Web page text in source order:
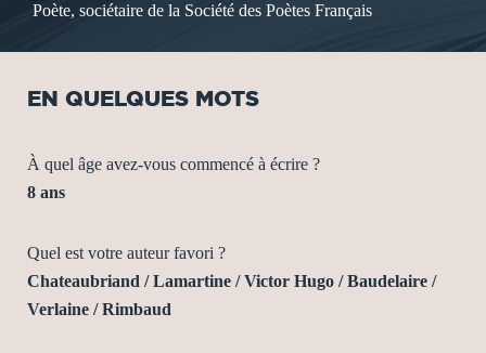
Poète, sociétaire de la Société des Poètes Français
EN QUELQUES MOTS
À quel âge avez-vous commencé à écrire ?
8 ans
Quel est votre auteur favori ?
Chateaubriand / Lamartine / Victor Hugo / Baudelaire /
Verlaine / Rimbaud